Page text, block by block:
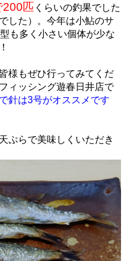
200匹 くらいの釣果でした
した）。今年は小鮎のサ
も多く小さい個体が少な
様もぜひ行ってみてくだ
ィッシング遊春日井店で
針は3号がオススメです
ぷらで美味しくいただき